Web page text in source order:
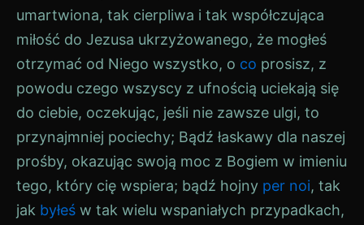
umartwiona, tak cierpliwa i tak współczująca
miłość do Jezusa ukrzyżowanego, że mogłeś
otrzymać od Niego wszystko, o co prosisz, z
powodu czego wszyscy z ufnością uciekają się
do ciebie, oczekując, jeśli nie zawsze ulgi, to
przynajmniej pociechy; Bądź łaskawy dla naszej
prośby, okazując swoją moc z Bogiem w imieniu
tego, który cię wspiera; bądź hojny per noi, tak
jak byłeś w tak wielu wspaniałych przypadkach,